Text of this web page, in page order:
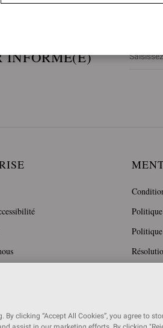
INFORMÉ(E)
clicking “Accept All Cookies”, you agree to